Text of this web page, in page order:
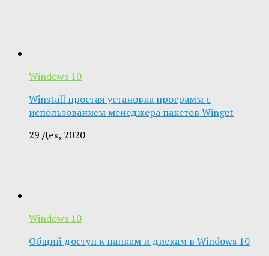
Windows 10
Winstall простая установка программ с
использованием менеджера пакетов Winget
29 Дек, 2020
Windows 10
Общий доступ к папкам и дискам в Windows 10